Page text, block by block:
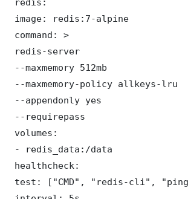
image: redis:7-alpine
command: >
redis-server
--maxmemory 512mb
--maxmemory-policy allkeys-lru
--appendonly yes
--requirepass
volumes:
- redis_data:/data
healthcheck:
test: ["CMD", "redis-cli",